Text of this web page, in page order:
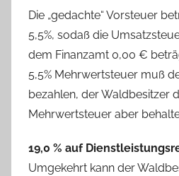
Die „gedachte“ Vorsteuer
5,5%, sodaß die
dem Finanzamt 0,00 €
5,5% Mehrwertsteuer muß
bezahlen, der Waldbesitzer
Mehrwertsteuer aber
19,0 % auf
Umgekehrt kann der